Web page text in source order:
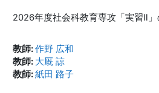
2026年度社会科教育専攻「実習Ⅱ」
教師:作野 広和
教師: 大厩 諒
教師:紙田 路子